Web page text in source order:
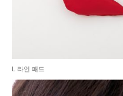
L 라인 패드